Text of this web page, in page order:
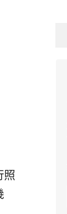
照